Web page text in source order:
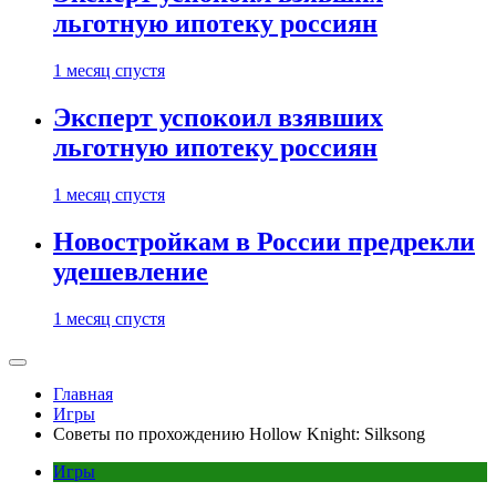
льготную ипотеку россиян
1 месяц спустя
Эксперт успокоил взявших
льготную ипотеку россиян
1 месяц спустя
Новостройкам в России предрекли
удешевление
1 месяц спустя
Главная
Игры
Советы по прохождению Hollow Knight: Silksong
Игры